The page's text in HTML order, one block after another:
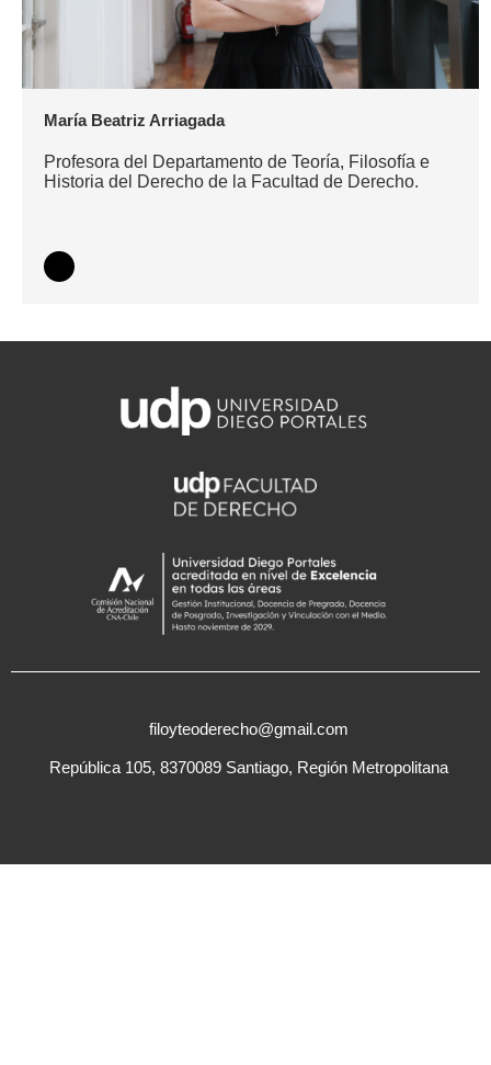
María Beatriz Arriagada
Profesora del Departamento de Teoría, Filosofía e
Historia del Derecho de la Facultad de Derecho.
filoyteoderecho@gmail.com
República 105, 8370089 Santiago, Región Metropolitana